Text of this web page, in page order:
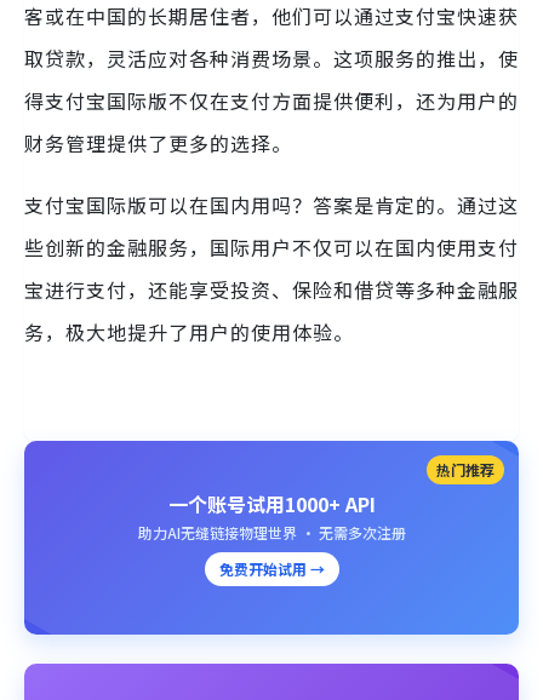
客或在中国的长期居住者，他们可以通过支付宝快速获
取贷款，灵活应对各种消费场景。这项服务的推出，使
得支付宝国际版不仅在支付方面提供便利，还为用户的
财务管理提供了更多的选择。
支付宝国际版可以在国内用吗？答案是肯定的。通过这
些创新的金融服务，国际用户不仅可以在国内使用支付
宝进行支付，还能享受投资、保险和借贷等多种金融服
务，极大地提升了用户的使用体验。
热门推荐
一个账号试用1000+ API
助力AI无缝链接物理世界 · 无需多次注册
免费开始试用 →